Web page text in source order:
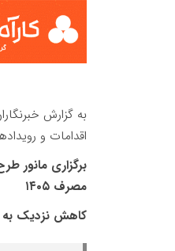
به گزارش
اقدامات و
مصرف ۱۴۰۵
کاهش نزدیک به ۵ درصدی مصرف برق استان تهران با اجرای برنامه‌های مدیریت